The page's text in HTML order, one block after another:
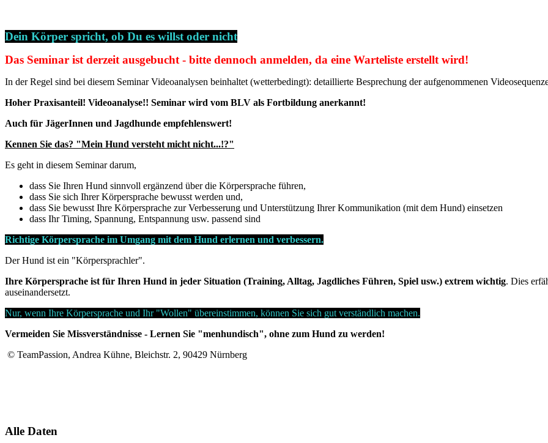
Dein Körper spricht, ob Du es willst oder nicht
Das Seminar ist derzeit ausgebucht - bitte dennoch anmelden, da eine Warteliste erstellt wird!
In der Regel sind bei diesem Seminar Videoanalysen beinhaltet (wetterbedingt): detaillierte Besprechung der aufgenommenen
Hoher Praxisanteil! Videoanalyse!! Seminar wird vom BLV als Fortbildung anerkannt!
Auch für JägerInnen und Jagdhunde empfehlenswert!
Kennen Sie das? "Mein Hund versteht micht nicht...!?"
Es geht in diesem Seminar darum,
dass Sie Ihren Hund sinnvoll ergänzend über die Körpersprache führen,
dass Sie sich Ihrer Körpersprache bewusst werden und,
dass Sie bewusst Ihre Körpersprache zur Verbesserung und Unterstützung Ihrer Kommunikation (mit dem Hund) einsetzen
dass Ihr Timing, Spannung, Entspannung usw. passend sind
Richtige Körpersprache im Umgang mit dem Hund erlernen und verbessern.
Der Hund ist ein "Körpersprachler".
Ihre Körpersprache ist für Ihren Hund in jeder Situation (Training, Alltag, Jagdliches Führen, Spiel usw.) extrem wichtig. Dies
auseinandersetzt.
Nur, wenn Ihre Körpersprache und Ihr "Wollen" übereinstimmen, können Sie sich gut verständlich machen.
Vermeiden Sie Missverständnisse - Lernen Sie "menhundisch", ohne zum Hund zu werden!
© TeamPassion, Andrea Kühne, Bleichstr. 2, 90429 Nürnberg
Alle Daten